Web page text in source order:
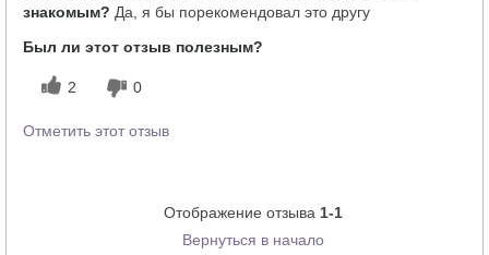
знакомым? Да, я бы порекомендовал это другу
Был ли этот отзыв полезным?
2 0
Отметить этот отзыв
Отображение отзыва 1-1
Вернуться в начало